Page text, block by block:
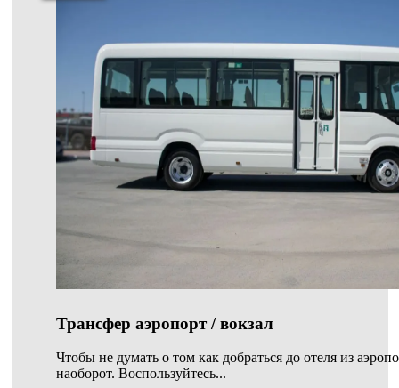
Трансфер аэропорт / вокзал
Чтобы не думать о том как добраться до отеля из
наоборот. Воспользуйтесь...